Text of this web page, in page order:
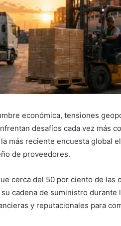
económica, tensiones
desafíos cada vez más
más reciente encuesta global
de proveedores.
cerca del 50 por ciento de las
cadena de suministro durante
y reputacionales para